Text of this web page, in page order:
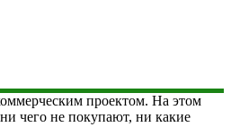
проектом. На этом
чего не покупают, ни какие